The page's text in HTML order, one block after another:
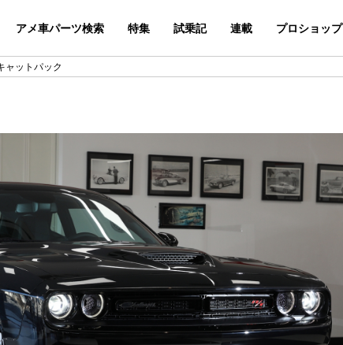
アメ車パーツ検索 特集 試乗記 連載 プロショップ
ャットパック